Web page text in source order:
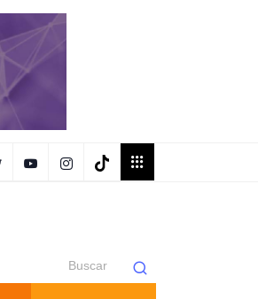
impacto del nuevo paso a desnivel de